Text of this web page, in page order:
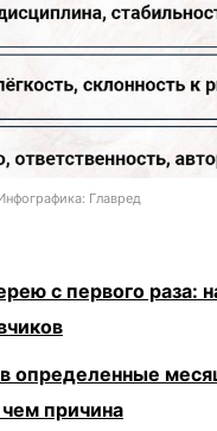
Главред
с первого раза:
определенные
причина